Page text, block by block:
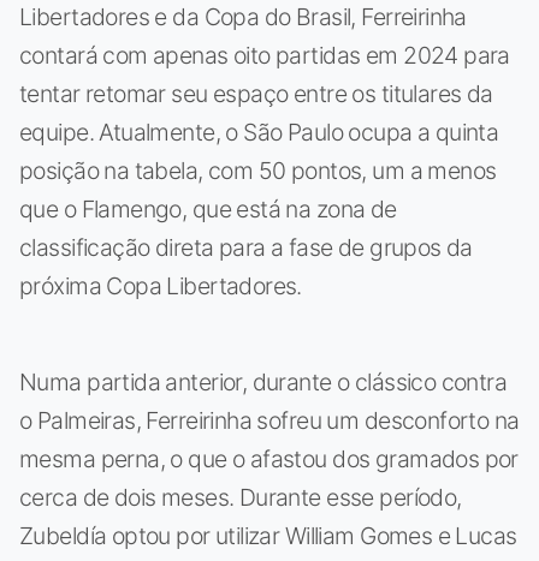
Libertadores e da Copa do Brasil, Ferreirinha
contará com apenas oito partidas em 2024 para
tentar retomar seu espaço entre os titulares da
equipe. Atualmente, o São Paulo ocupa a quinta
posição na tabela, com 50 pontos, um a menos
que o Flamengo, que está na zona de
classificação direta para a fase de grupos da
próxima Copa Libertadores.
Numa partida anterior, durante o clássico contra
o Palmeiras, Ferreirinha sofreu um desconforto na
mesma perna, o que o afastou dos gramados por
cerca de dois meses. Durante esse período,
Zubeldía optou por utilizar William Gomes e Lucas